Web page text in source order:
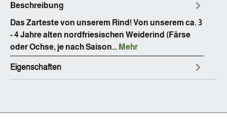
Beschreibung
Das Zarteste von unserem Rind! Von unserem ca. 3
- 4 Jahre alten nordfriesischen Weiderind (Färse
oder Ochse, je nach Saison… Mehr
Eigenschaften